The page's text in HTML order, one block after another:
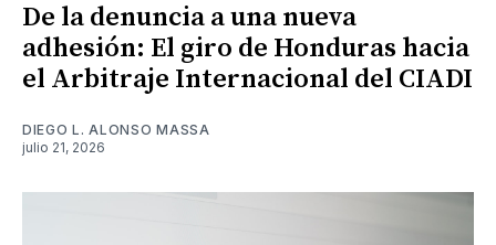
De la denuncia a una nueva
adhesión: El giro de Honduras hacia
el Arbitraje Internacional del CIADI
DIEGO L. ALONSO MASSA
julio 21, 2026